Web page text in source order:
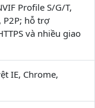
Profile S/G/T,
P2P; hỗ trợ
và nhiều giao
IE, Chrome,